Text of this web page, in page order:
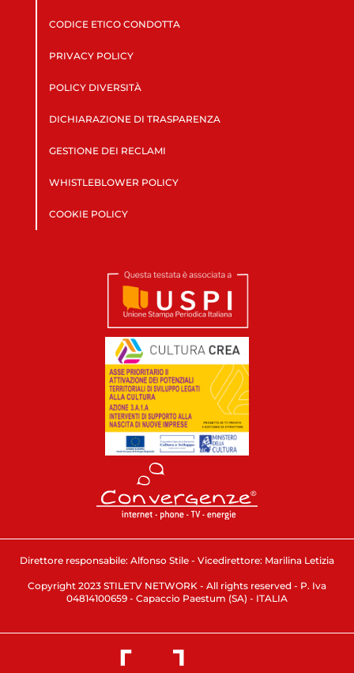
CODICE ETICO CONDOTTA
PRIVACY POLICY
POLICY DIVERSITÀ
DICHIARAZIONE DI TRASPARENZA
GESTIONE DEI RECLAMI
WHISTLEBLOWER POLICY
COOKIE POLICY
Direttore responsabile: Alfonso Stile - Vicedirettore: Marilina Letizia
Copyright 2023 STILETV NETWORK - All rights reserved - P. Iva
04814100659 - Capaccio Paestum (SA) - ITALIA